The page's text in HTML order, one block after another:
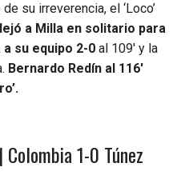
su irreverencia, el ‘Loco’
a Milla en solitario para
su equipo 2-0 al 109′ y la
Bernardo Redín al 116′
1-0 Túnez